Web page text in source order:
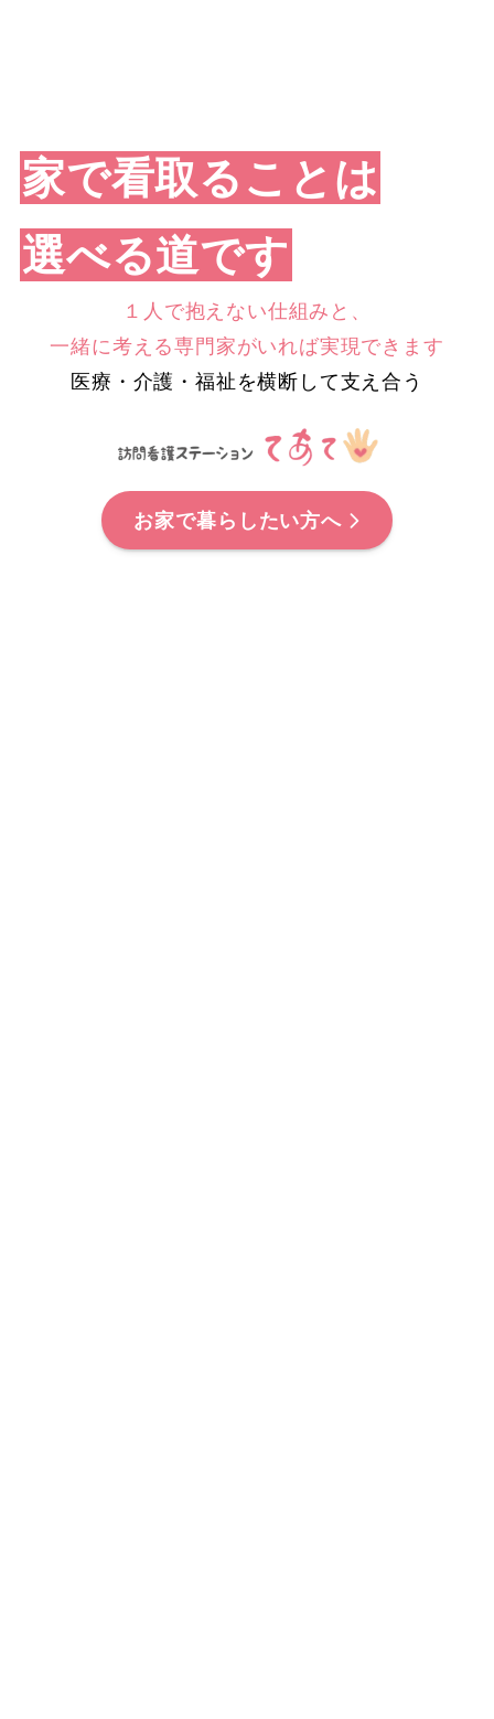
家で看取ることは
選べる道です
１人で抱えない仕組みと、
一緒に考える専門家がいれば実現できます
医療・介護・福祉を横断して支え合う
お家で暮らしたい方へ